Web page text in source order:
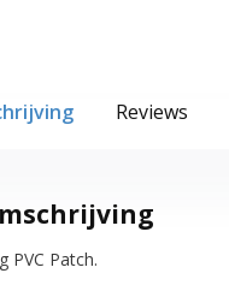
Reviews
PVC Patch.